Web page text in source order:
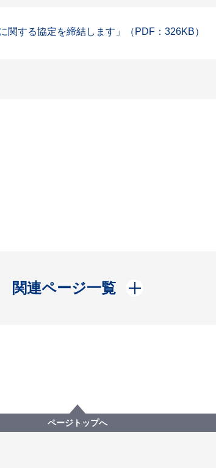
関する協定を締結します」（PDF：326KB）
関連ページ一覧
開く
ページトップへ